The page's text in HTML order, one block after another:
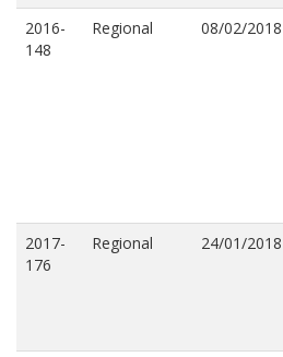
2016-
148
Regional 08/02/2018
2017-
176
Regional 24/01/2018